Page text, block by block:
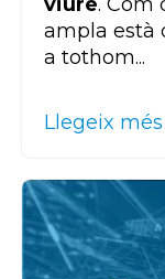
ampla està
a tothom...
Llegeix més